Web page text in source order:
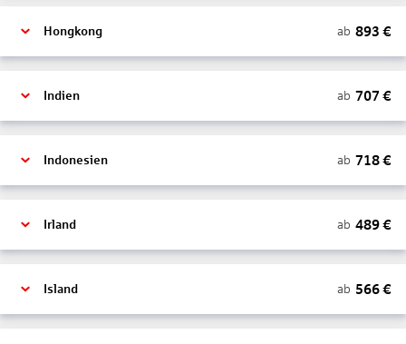
Hongkong ab 893 €
Indien ab 707 €
Indonesien ab 718€
Irland ab 489€
Island ab 566€